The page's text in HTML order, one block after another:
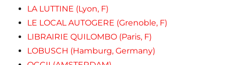
LA LUTTINE (Lyon, F)
LE LOCAL AUTOGERE (Grenoble, F)
LIBRAIRIE QUILOMBO (Paris, F)
LOBUSCH (Hamburg, Germany)